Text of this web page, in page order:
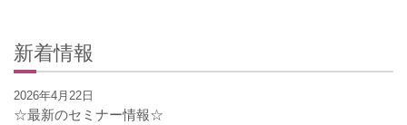
新着情報
2026年4月22日
☆最新のセミナー情報☆